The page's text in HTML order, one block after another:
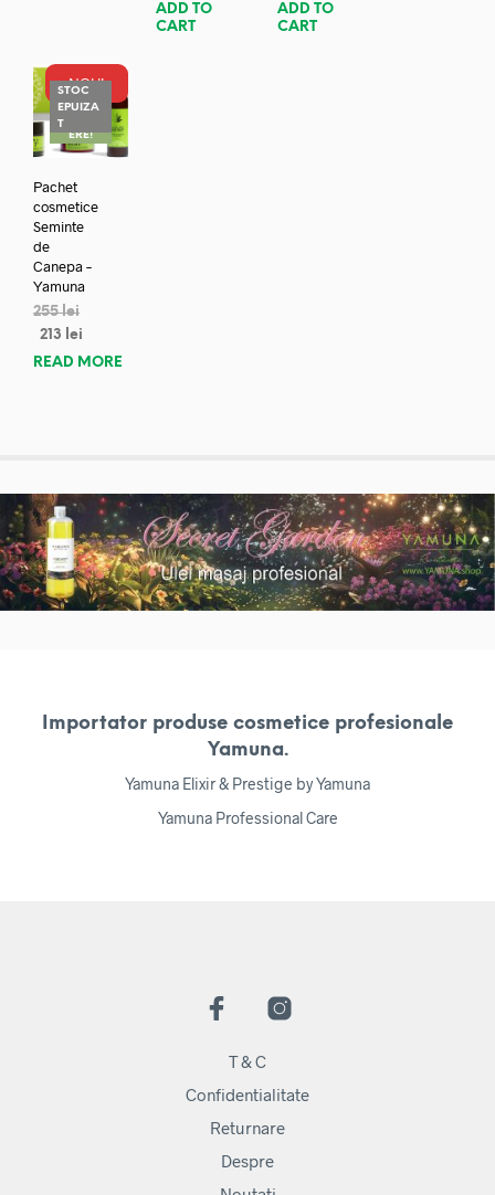
ADD TO
CART
ADD TO
CART
NOU!
STOC
EPUIZA
TREDUC
ERE!
Pachet
cosmetice
Seminte
de
Canepa –
Yamuna
255lei
213
lei
READ MORE
Importator produse cosmetice profesionale
Yamuna.
Yamuna Elixir & Prestige by Yamuna
Yamuna Professional Care
T & C
Confidentialitate
Returnare
Despre